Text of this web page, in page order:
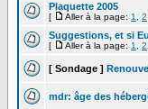
Plaquette 2005
[ Aller à la page: 1 2
Suggestions, et si
[ Aller à la page: 1 2
[ Sondage ]
mdr: âge des